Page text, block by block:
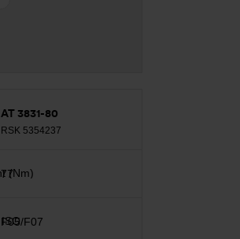
AT 3831-80
RSK 5354237
77
F05/F07